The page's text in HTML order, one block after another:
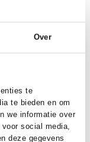
Over
te
te bieden en om
we informatie over
social media,
deze gegevens
11% pes,